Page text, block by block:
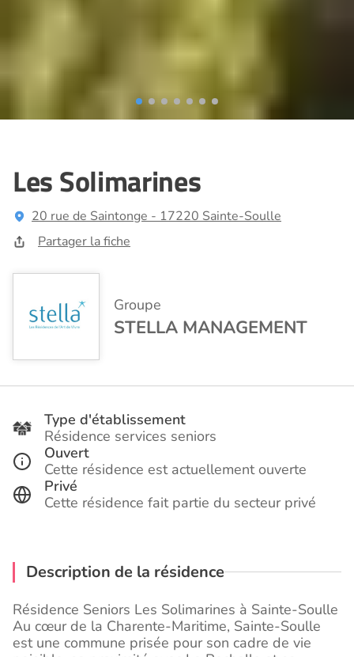
Les Solimarines
20 rue de Saintonge - 17220 Sainte-Soulle
Partager la fiche
Groupe
STELLA MANAGEMENT
Type d'établissement
Résidence services seniors
Ouvert
Cette résidence est actuellement ouverte
Privé
Cette résidence fait partie du secteur privé
Description de la résidence
Résidence Seniors Les Solimarines à Sainte-Soulle
Au cœur de la Charente-Maritime, Sainte-Soulle
est une commune prisée pour son cadre de vie